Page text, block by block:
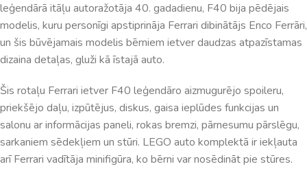
leģendārā itāļu autoražotāja 40. gadadienu, F40 bija pēdējais
modelis, kuru personīgi apstiprināja Ferrari dibinātājs Enco Ferrāri,
un šis būvējamais modelis bērniem ietver daudzas atpazīstamas
dizaina detaļas, gluži kā īstajā auto.
Šis rotaļu Ferrari ietver F40 leģendāro aizmugurējo spoileru,
priekšējo daļu, izpūtējus, diskus, gaisa ieplūdes funkcijas un
salonu ar informācijas paneli, rokas bremzi, pārnesumu pārslēgu,
sarkaniem sēdekļiem un stūri. LEGO auto komplektā ir iekļauta
arī Ferrari vadītāja minifigūra, ko bērni var nosēdināt pie stūres.